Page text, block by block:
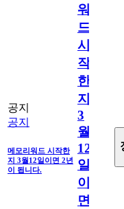
공지
공지
메모리워드 시작한
지 3월12일이면 2년
이 됩니다.
워
드
시
작
한
지
3
월
12
일
이
면